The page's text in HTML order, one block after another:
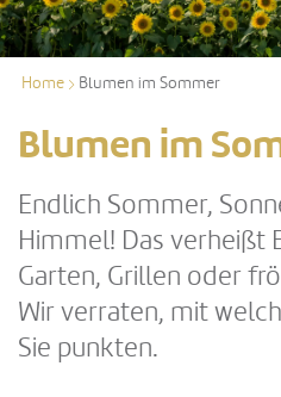
Home Blumen im Sommer
Blumen im
Endlich Sommer,
Himmel! Das verheißt
Garten, Grillen oder
Wir verraten, mit
Sie punkten.